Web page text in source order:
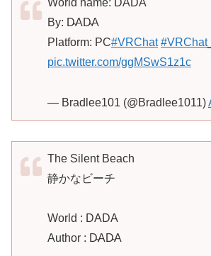
World name: DADA
By: D̴AD̴A
Platform: PC#VRChat
pic.twitter.com/ggMSwS1z1c
— Bradlee101 (@Bradlee1011)
The Silent Beach
静かなビーチ
World : DADA
Author : D̴AD̴A